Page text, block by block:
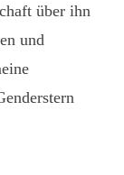
über ihn
und